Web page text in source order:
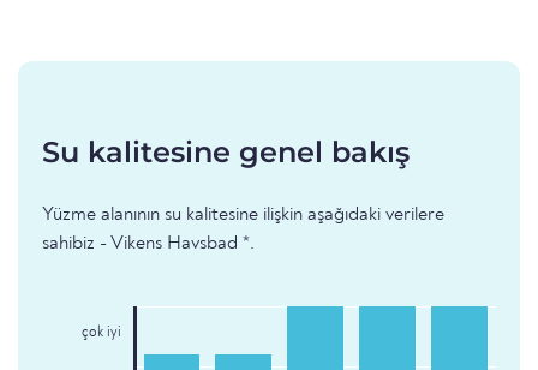
Su kalitesine genel bakış
Yüzme alanının su kalitesine ilişkin aşağıdaki verilere
sahibiz - Vikens Havsbad *.
çok iyi